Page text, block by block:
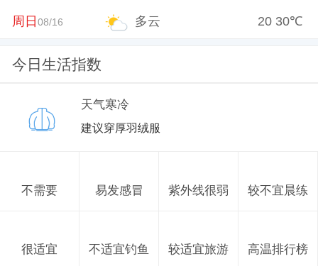
周日08/16 多云 20 30℃
今日生活指数
天气寒冷
建议穿厚羽绒服
不需要 易发感冒 紫外线很弱 较不宜晨练
很适宜 不适宜钓鱼 较适宜旅游 高温排行榜